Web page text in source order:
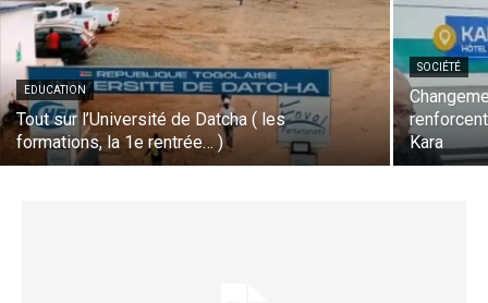
EDUCATION
Tout sur l’Université de Datcha ( les
formations, la 1e rentrée… )
SOCIÉTÉ
Kara